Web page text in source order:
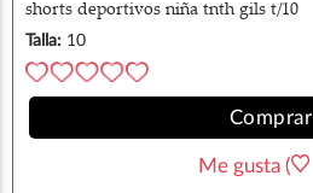
shorts deportivos niña tnth gils t/10
Talla: 10
Comprar
Me gusta (